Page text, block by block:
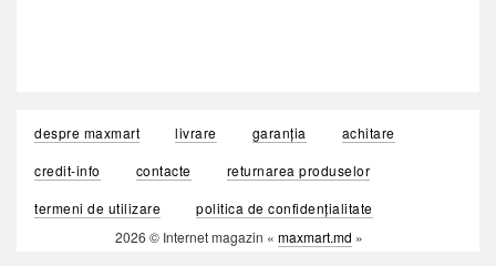
despre maxmart livrare garanția
achitare
credit-info
contacte
returnarea produselor
termeni de utilizare
politica de confidențialitate
2026 © Internet magazin « maxmart.md »